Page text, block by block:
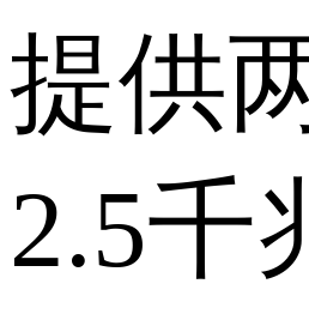
提供
2.5千